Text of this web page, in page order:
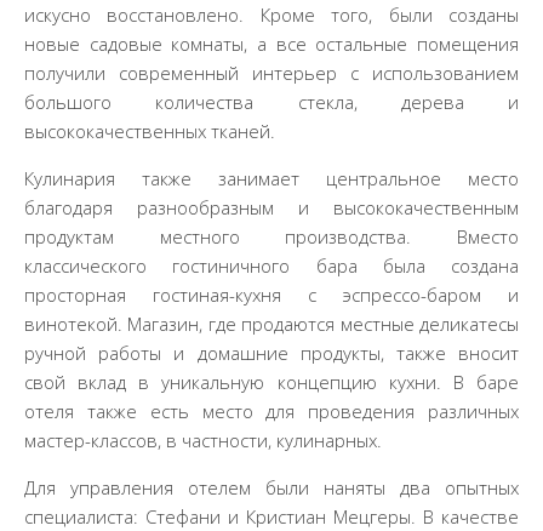
искусно восстановлено. Кроме того, были созданы
новые садовые комнаты, а все остальные помещения
получили современный интерьер с использованием
большого количества стекла, дерева и
высококачественных тканей.
Кулинария также занимает центральное место
благодаря разнообразным и высококачественным
продуктам местного производства. Вместо
классического гостиничного бара была создана
просторная гостиная-кухня с эспрессо-баром и
винотекой. Магазин, где продаются местные деликатесы
ручной работы и домашние продукты, также вносит
свой вклад в уникальную концепцию кухни. В баре
отеля также есть место для проведения различных
мастер-классов, в частности, кулинарных.
Для управления отелем были наняты два опытных
специалиста: Стефани и Кристиан Мецгеры. В качестве